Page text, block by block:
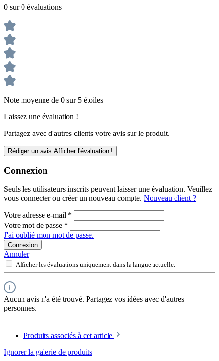
0 sur 0 évaluations
Note moyenne de 0 sur 5 étoiles
Laissez une évaluation !
Partagez avec d'autres clients votre avis sur le produit.
Rédiger un avis Afficher l'évaluation !
Connexion
Seuls les utilisateurs inscrits peuvent laisser une évaluation. Veuillez
vous connecter ou créer un nouveau compte. Nouveau client ?
Votre adresse e-mail *
Votre mot de passe *
J'ai oublié mon mot de passe.
Connexion
Annuler
Afficher les évaluations uniquement dans la langue actuelle.
Aucun avis n'a été trouvé. Partagez vos idées avec d'autres
personnes.
Produits associés à cet article
Ignorer la galerie de produits